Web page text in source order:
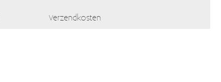
Verzendkosten